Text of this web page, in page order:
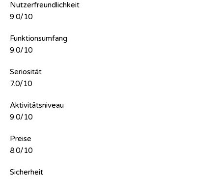
Nutzerfreundlichkeit
9.0/10
Funktionsumfang
9.0/10
Seriosität
7.0/10
Aktivitätsniveau
9.0/10
Preise
8.0/10
Sicherheit